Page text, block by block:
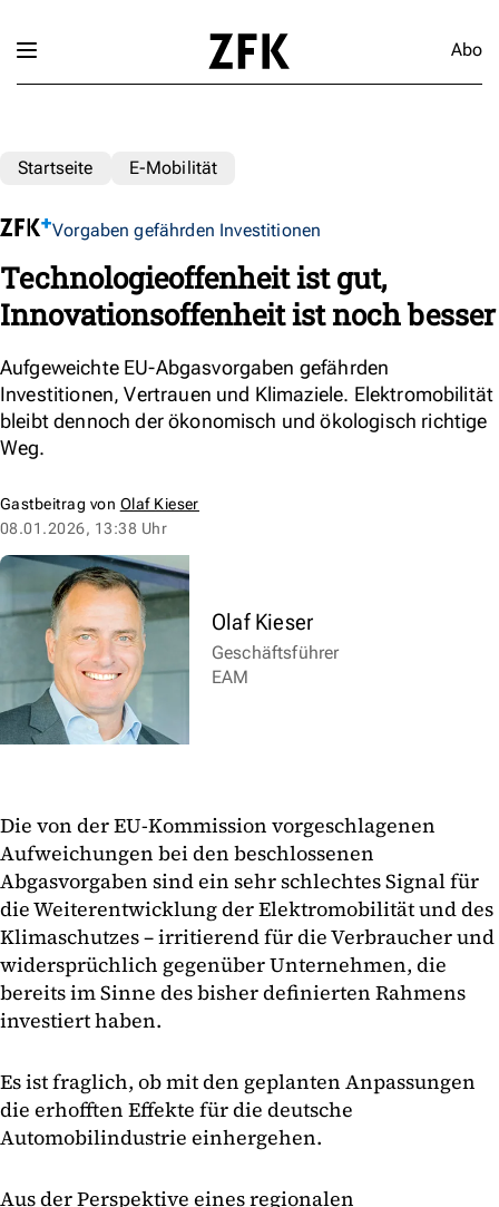
Abo
Startseite E-Mobilität
Vorgaben gefährden Investitionen
Technologieoffenheit ist gut,
Innovationsoffenheit ist noch besser
Aufgeweichte EU-Abgasvorgaben gefährden
Investitionen, Vertrauen und Klimaziele. Elektromobilität
bleibt dennoch der ökonomisch und ökologisch richtige
Weg.
Gastbeitrag von Olaf Kieser
08.01.2026, 13:38 Uhr
Olaf Kieser
Geschäftsführer
EAM
Die von der EU-Kommission vorgeschlagenen
Aufweichungen bei den beschlossenen
Abgasvorgaben sind ein sehr schlechtes Signal für
die Weiterentwicklung der Elektromobilität und des
Klimaschutzes – irritierend für die Verbraucher und
widersprüchlich gegenüber Unternehmen, die
bereits im Sinne des bisher definierten Rahmens
investiert haben.
Es ist fraglich, ob mit den geplanten Anpassungen
die erhofften Effekte für die deutsche
Automobilindustrie einhergehen.
Aus der Perspektive eines regionalen